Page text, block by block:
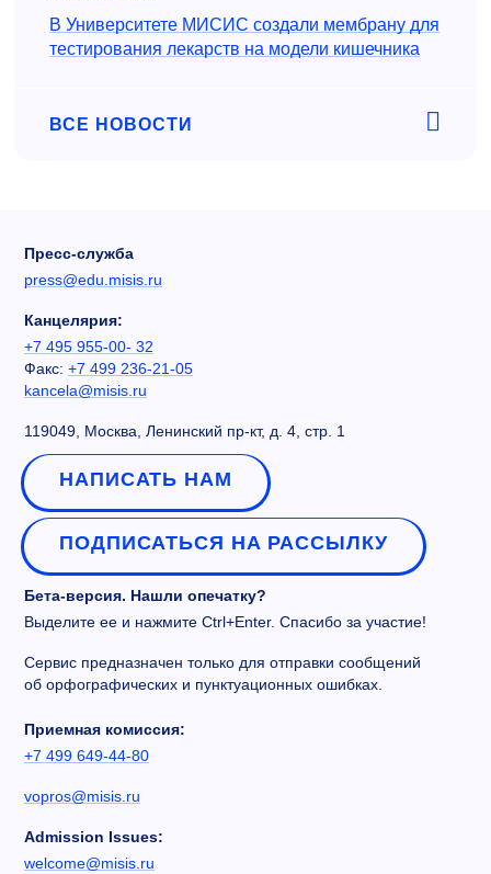
В Университете МИСИС создали мембрану для
тестирования лекарств на модели кишечника
ВСЕ НОВОСТИ
Пресс-служба
press@edu.misis.ru
Канцелярия:
+7 495 955-00- 32
Факс: +7 499 236-21-05
kancela@misis.ru
119049, Москва, Ленинский пр-кт, д. 4, стр. 1
НАПИСАТЬ НАМ
ПОДПИСАТЬСЯ НА РАССЫЛКУ
Бета-версия. Нашли опечатку?
Выделите ее и нажмите Ctrl+Enter. Спасибо за участие!
Сервис предназначен только для отправки сообщений
об орфографических и пунктуационных ошибках.
Приемная комиссия:
+7 499 649-44-80
vopros@misis.ru
Admission Issues:
welcome@misis.ru